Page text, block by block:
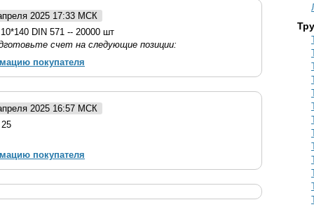
2025 17:33 МСК
DIN 571 -- 20000 шт
cчет на следующие позиции:
покупателя
2025 16:57 МСК
покупателя